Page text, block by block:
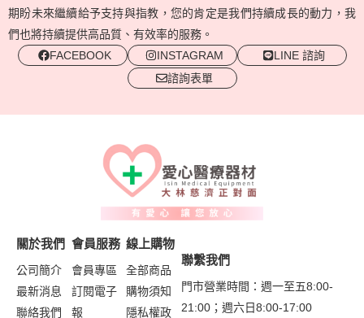
期盼未來繼續給予支持與指教，您的肯定是我們持續成長的動力，我
們也將持續提供高品質、有效率的服務。
FACEBOOK
INSTAGRAM
LINE 諮詢
諮詢表單
關於我們
公司簡介
最新消息
聯絡我們
會員服務
會員專區
訂閱電子
報
線上購物
全部商品
購物須知
隱私權政
聯繫我們
門市營業時間：週一至五8:00-
21:00；週六日8:00-17:00